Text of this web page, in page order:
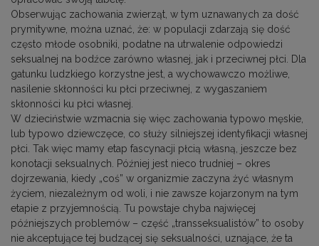
Obserwując zachowania zwierząt, w tym uznawanych za dość
prymitywne, można uznać, że: w populacji zdarzają się dość
często młode osobniki, podatne na utrwalenie odpowiedzi
seksualnej na bodźce zarówno własnej, jak i przeciwnej płci. Dla
gatunku ludzkiego korzystne jest, a wychowawczo możliwe,
nasilenie skłonności ku płci przeciwnej, z wygaszaniem
skłonności ku płci własnej.
W dzieciństwie wzmacnia się więc zachowania typowo męskie,
lub typowo dziewczęce, co służy silniejszej identyfikacji własnej
płci. Tak więc mamy etap fascynacji płcią własną, jeszcze bez
konotacji seksualnych. Później jest nieco trudniej – okres
dojrzewania, kiedy „coś” w organizmie zaczyna żyć własnym
życiem, niezależnym od woli, i nie zawsze kojarzonym na tym
etapie z przyjemnością. Tu powstaje chyba najwięcej
późniejszych problemów – część „transseksualistów” to osoby
nie akceptujące tej budzącej się seksualności, uznające, że ta